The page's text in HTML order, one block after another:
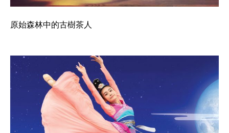
原始森林中的古樹茶人